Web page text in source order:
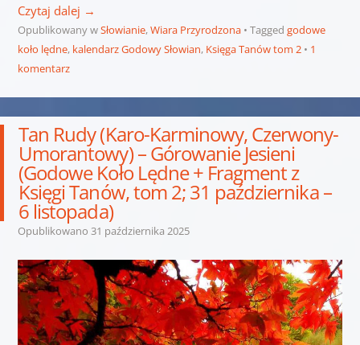
Czytaj dalej →
Opublikowany wSłowianie,Wiara Przyrodzona Tagged godowe
koło lędne, kalendarz Godowy Słowian, Księga Tanów tom 2
1
komentarz
Tan Rudy (Karo-Karminowy, Czerwony-
Umorantowy) – Górowanie Jesieni
(Godowe Koło Lędne + Fragment z
Księgi Tanów, tom 2; 31 października –
6 listopada)
Opublikowano 31 października 2025